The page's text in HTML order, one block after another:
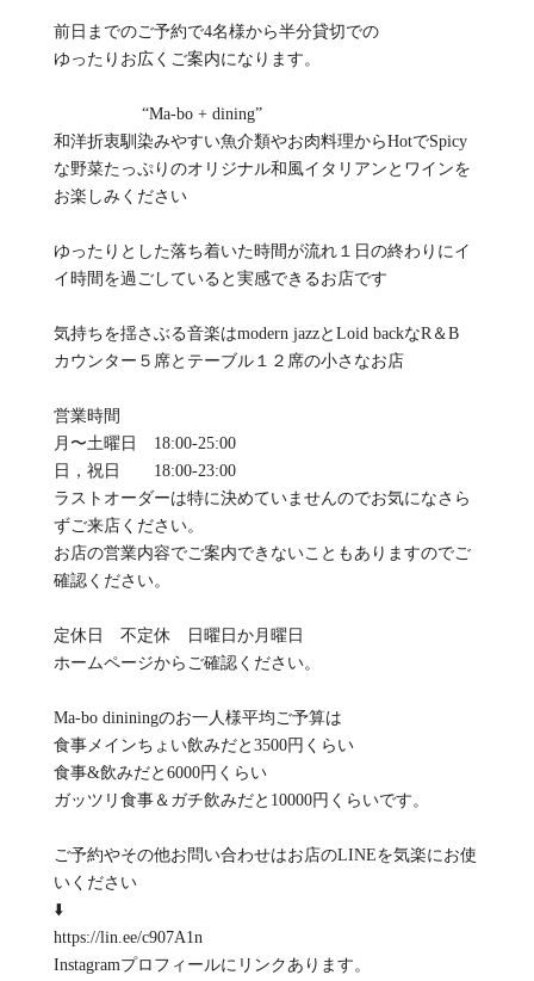
前日までのご予約で4名様から半分貸切での
ゆったりお広くご案内になります。
“Ma-bo + dining”
和洋折衷馴染みやすい魚介類やお肉料理からHotでSpicy
な野菜たっぷりのオリジナル和風イタリアンとワインを
お楽しみください
ゆったりとした落ち着いた時間が流れ１日の終わりにイ
イ時間を過ごしていると実感できるお店です
気持ちを揺さぶる音楽はmodern jazzとLoid backなR＆B
カウンター５席とテーブル１２席の小さなお店
営業時間
月〜土曜日 18:00-25:00
日，祝日 18:00-23:00
ラストオーダーは特に決めていませんのでお気になさら
ずご来店ください。
お店の営業内容でご案内できないこともありますのでご
確認ください。
定休日 不定休 日曜日か月曜日
ホームページからご確認ください。
Ma-bo dininingのお一人様平均ご予算は
食事メインちょい飲みだと3500円くらい
食事&飲みだと6000円くらい
ガッツリ食事＆ガチ飲みだと10000円くらいです。
ご予約やその他お問い合わせはお店のLINEを気楽にお使
いください
⬇️
https://lin.ee/c907A1n
Instagramプロフィールにリンクあります。